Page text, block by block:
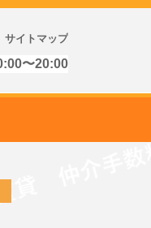
サイトマップ
〜20:00